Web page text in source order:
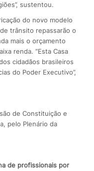
sustentou.
do novo modelo
trânsito repassarão o
mais o orçamento
renda. “Esta Casa
cidadãos brasileiros
do Poder Executivo”,
de Constituição e
pelo Plenário da
de profissionais por